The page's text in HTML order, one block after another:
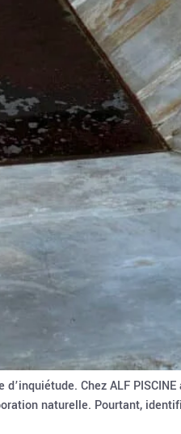
Chez ALF
naturelle. Pourtant,